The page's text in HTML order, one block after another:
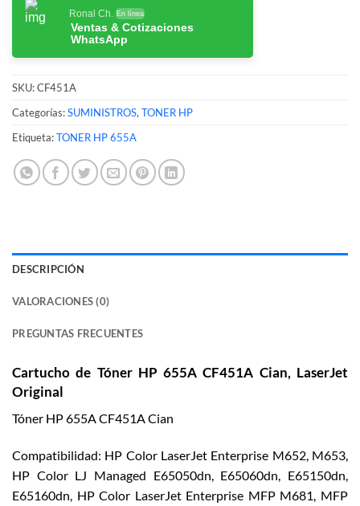
Ronal Ch. En línea
Ventas & Cotizaciones
WhatsApp
SKU:CF451A
Categorías:SUMINISTROS, TONER HP
Etiqueta:TONER HP 655A
DESCRIPCIÓN
VALORACIONES (0)
PREGUNTAS FRECUENTES
Cartucho de Tóner HP 655A CF451A Cian, LaserJet
Original
Tóner HP 655A CF451A Cian
Compatibilidad: HP Color LaserJet Enterprise M652, M653,
HP Color LJ Managed E65050dn, E65060dn, E65150dn,
E65160dn, HP Color LaserJet Enterprise MFP M681, MFP